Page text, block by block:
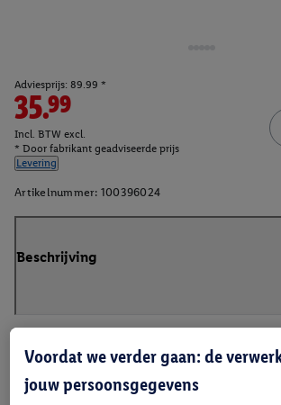
Adviesprijs: 89.99 *
35.99
Incl. BTW excl.
* Door fabrikant geadviseerde prijs
Levering
Artikelnummer: 100396024
Beschrijving
Voordat we verder gaan: de
jouw persoonsgegevens